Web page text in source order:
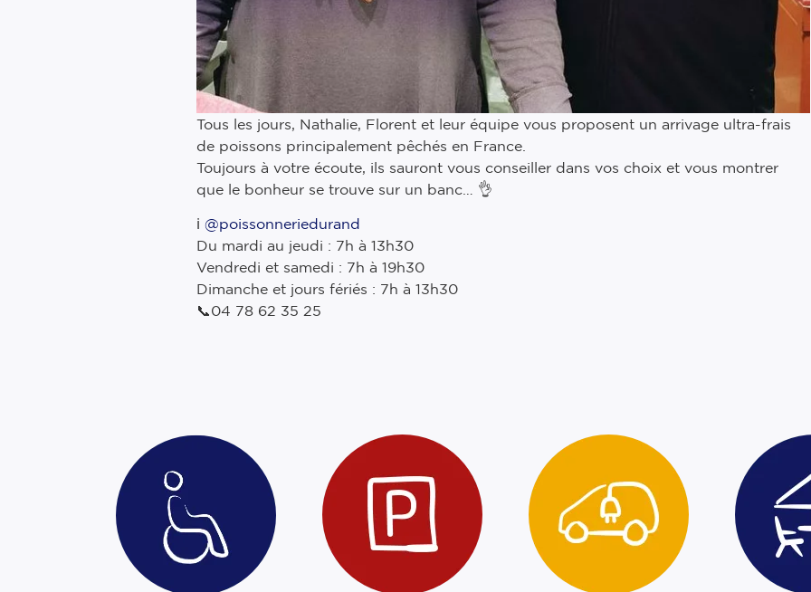
Tous les jours, Nathalie, Florent et leur équipe vous proposent un arrivage ultra-frais
de poissons principalement pêchés en France.
Toujours à votre écoute, ils sauront vous conseiller dans vos choix et vous montrer
que le bonheur se trouve sur un banc… 👌
ℹ️ @poissonneriedurand
Du mardi au jeudi : 7h à 13h30
Vendredi et samedi : 7h à 19h30
Dimanche et jours fériés : 7h à 13h30
📞04 78 62 35 25